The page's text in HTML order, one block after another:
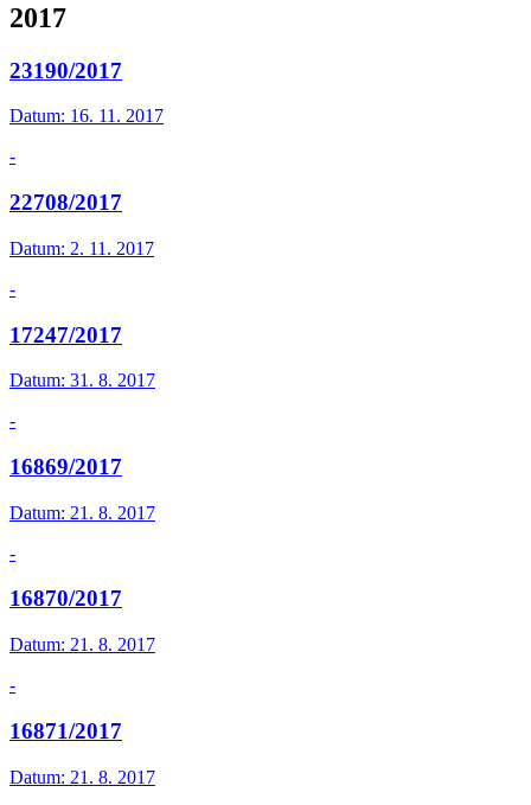
2017
23190/2017
Datum: 16. 11. 2017
-
22708/2017
Datum: 2. 11. 2017
-
17247/2017
Datum: 31. 8. 2017
-
16869/2017
Datum: 21. 8. 2017
-
16870/2017
Datum: 21. 8. 2017
-
16871/2017
Datum: 21. 8. 2017